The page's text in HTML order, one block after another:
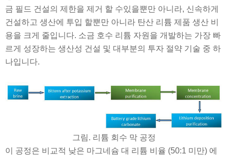
금 필드 건설의 제한을 제거 할 수있을뿐만 아니라, 신속하게
건설하고 생산에 투입 할뿐만 아니라 탄산 리튬 제품 생산 비
용을 크게 줄입니다. 소금 호수 리튬 자원을 개발하는 가장 빠
르게 성장하는 생산성 건설 및 대부분의 투자 절약 기술 중 하
나입니다.
그림. 리튬 회수 막 공정
이 공정은 비교적 낮은 마그네슘 대 리튬 비율 (50:1 미만) 에